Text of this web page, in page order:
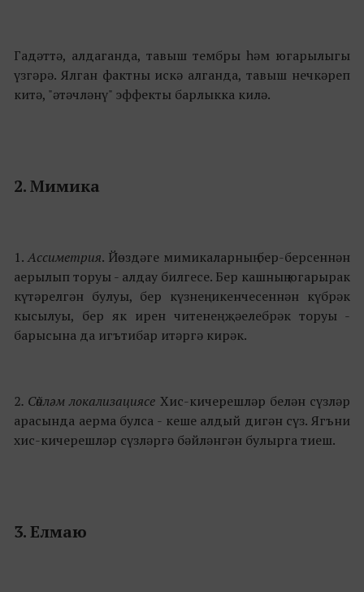
Гадәттә, алдаганда, тавыш тембры һәм югарылыгы
үзгәрә. Ялган фактны искә алганда, тавыш нечкәреп
китә, "әтәчләнү" эффекты барлыкка килә.
2. Мимика
1.Ассиметрия. Йөздәге мимикаларның бер-берсеннән
аерылып торуы - алдау билгесе. Бер кашның югарырак
күтәрелгән булуы, бер күзнең икенчесеннән күбрәк
кысылуы, бер як ирен читенең җәелебрәк торуы -
барысына да игътибар итәргә кирәк.
2. Сөйләм локализациясе Хис-кичерешләр белән сүзләр
арасында аерма булса - кеше алдый дигән сүз. Ягъни
хис-кичерешләр сүзләргә бәйләнгән булырга тиеш.
3. Елмаю